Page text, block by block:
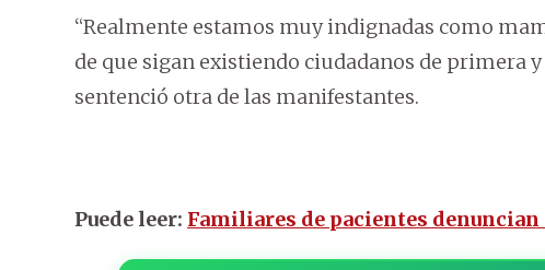
“Realmente estamos muy indignadas como
de que sigan existiendo ciudadanos de primera y
sentenció otra de las manifestantes.
Puede leer: Familiares de pacientes